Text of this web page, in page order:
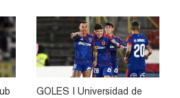
GOLES | Universidad de